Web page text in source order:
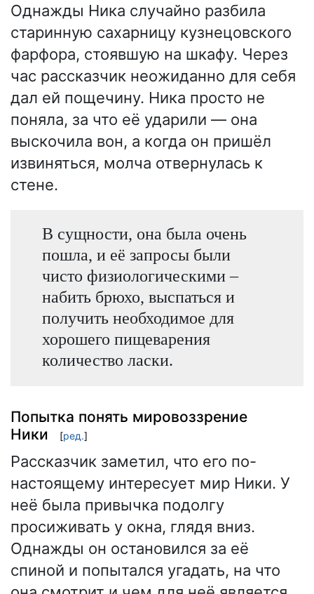
Однажды Ника случайно разбила
старинную сахарницу кузнецовского
фарфора, стоявшую на шкафу. Через
час рассказчик неожиданно для себя
дал ей пощечину. Ника просто не
поняла, за что её ударили — она
выскочила вон, а когда он пришёл
извиняться, молча отвернулась к
стене.
В сущности, она была очень
пошла, и её запросы были
чисто физиологическими –
набить брюхо, выспаться и
получить необходимое для
хорошего пищеварения
количество ласки.
Попытка понять мировоззрение
Ники
[ред.]
Рассказчик заметил, что его по-
настоящему интересует мир Ники. У
неё была привычка подолгу
просиживать у окна, глядя вниз.
Однажды он остановился за её
спиной и попытался угадать, на что